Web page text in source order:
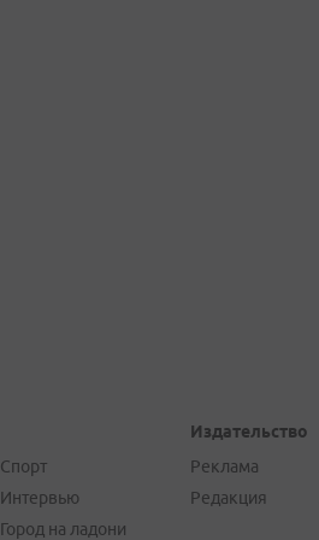
Спорт
Интервью
Город на ладони
Издательство
Реклама
Редакция